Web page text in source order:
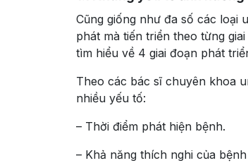
Cũng giống như đa số các loại
phát mà tiến triển theo từng
tìm hiểu về 4 giai đoạn phát
Theo các bác sĩ chuyên khoa
nhiều yếu tố:
– Thời điểm phát hiện bệnh.
– Khả năng thích nghi của